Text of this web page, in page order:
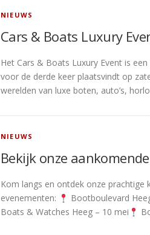
NIEUWS
Cars & Boats Luxury
Het Cars & Boats Luxury Event is
voor de derde keer plaatsvindt op
werelden van luxe boten, auto’s,
NIEUWS
Bekijk onze
Kom langs en ontdek onze prachtige
evenementen:
Bootboulevard
Boats & Watches Heeg – 10 mei